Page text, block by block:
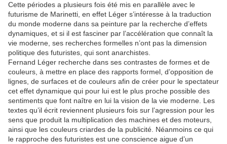
Cette périodes a plusieurs fois été mis en parallèle avec le
futurisme de Marinetti, en effet Léger s’intéresse à la traduction
du monde moderne dans sa peinture par la recherche d’effets
dynamiques, et si il est fasciner par l’accélération que connaît la
vie moderne, ses recherches formelles n’ont pas la dimension
politique des futuristes, qui sont anarchistes.
Fernand Léger recherche dans ses contrastes de formes et de
couleurs, à mettre en place des rapports formel, d’opposition de
lignes, de surfaces et de couleurs afin de créer pour le spectateur
cet effet dynamique qui pour lui est le plus proche possible des
sentiments que font naître en lui la vision de la vie moderne. Les
textes qu’il écrit reviennent plusieurs fois sur l’agression pour les
sens que produit la multiplication des machines et des moteurs,
ainsi que les couleurs criardes de la publicité. Néanmoins ce qui
le rapproche des futuristes est une conscience aigue d’un